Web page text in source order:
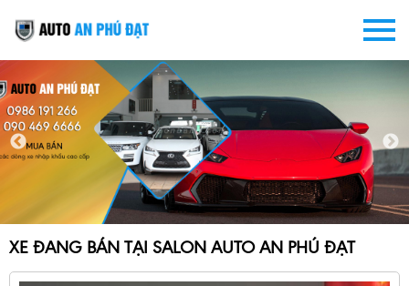
XE ĐANG BÁN TẠI SALON AUTO AN PHÚ ĐẠT